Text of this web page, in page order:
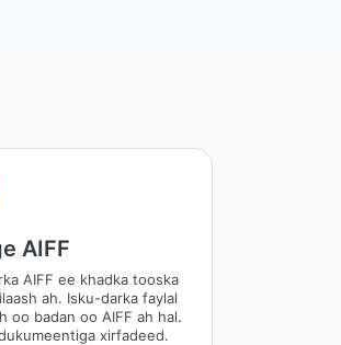
AIFF
AIFF ee khadka tooska
ah. Isku-darka faylal
oo badan oo AIFF ah hal.
xirfadeed.